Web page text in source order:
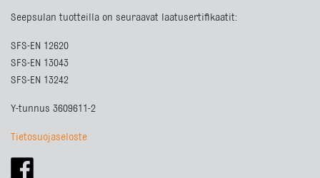
Seepsulan tuotteilla on seuraavat laatusertifikaatit:
SFS-EN 12620
SFS-EN 13043
SFS-EN 13242
Y-tunnus 3609611-2
Tietosuojaseloste